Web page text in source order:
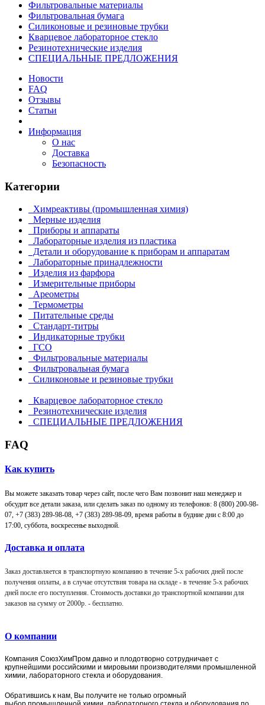
Фильтровальные материалы
Фильтровальная бумага
Силиконовые и резиновые трубки
Кварцевое лабораторное стекло
Резинотехнические изделия
СПЕЦИАЛЬНЫЕ ПРЕДЛОЖЕНИЯ
Новости
FAQ
Отзывы
Статьи
Информация
О нас
Доставка
Безопасность
Категории
Химреактивы (промышленная химия)
Мерные изделия
Приборы и аппараты
Лабораторные изделия из пластика
Детали и оборудование к приборам и аппаратам
Лабораторные принадлежности
Изделия из фарфора
Измерительные приборы
Ареометры
Термометры
Питательные среды
Стандарт-титры
Индикаторные трубки
ГСО
Фильтровальные материалы
Фильтровальная бумага
Силиконовые и резиновые трубки
Кварцевое лабораторное стекло
Резинотехнические изделия
СПЕЦИАЛЬНЫЕ ПРЕДЛОЖЕНИЯ
FAQ
Как купить
Вы можете заказать товар через сайт, после чего Вам позвонит наш менеджер и
обсудит все детали заказа, или сделать заказ по одному из телефонов: 8 (800) 200-98-
07, +7 (383) 289-98-08, +7 (383) 289-98-09, время работы в будние дни с 8:00 до
17:00, суббота, воскресенье выходной.
Доставка и оплата
Заказ доставляется в транспортную компанию в течение 5-х рабочих дней после
получения оплаты, а в случае отсутствия товара на складе - в течение 5-х рабочих
дней после его поступления. Стоимость доставки до транспортной компании для
заказов на сумму от 2000р. - бесплатно.
О компании
Компания СоюзХимПром давно и плодотворно сотрудничает с
крупнейшими российскими и мировыми производителями промышленной
химии, лабораторного стекла и оборудования.
Обратившись к нам, Вы получите не только огромный